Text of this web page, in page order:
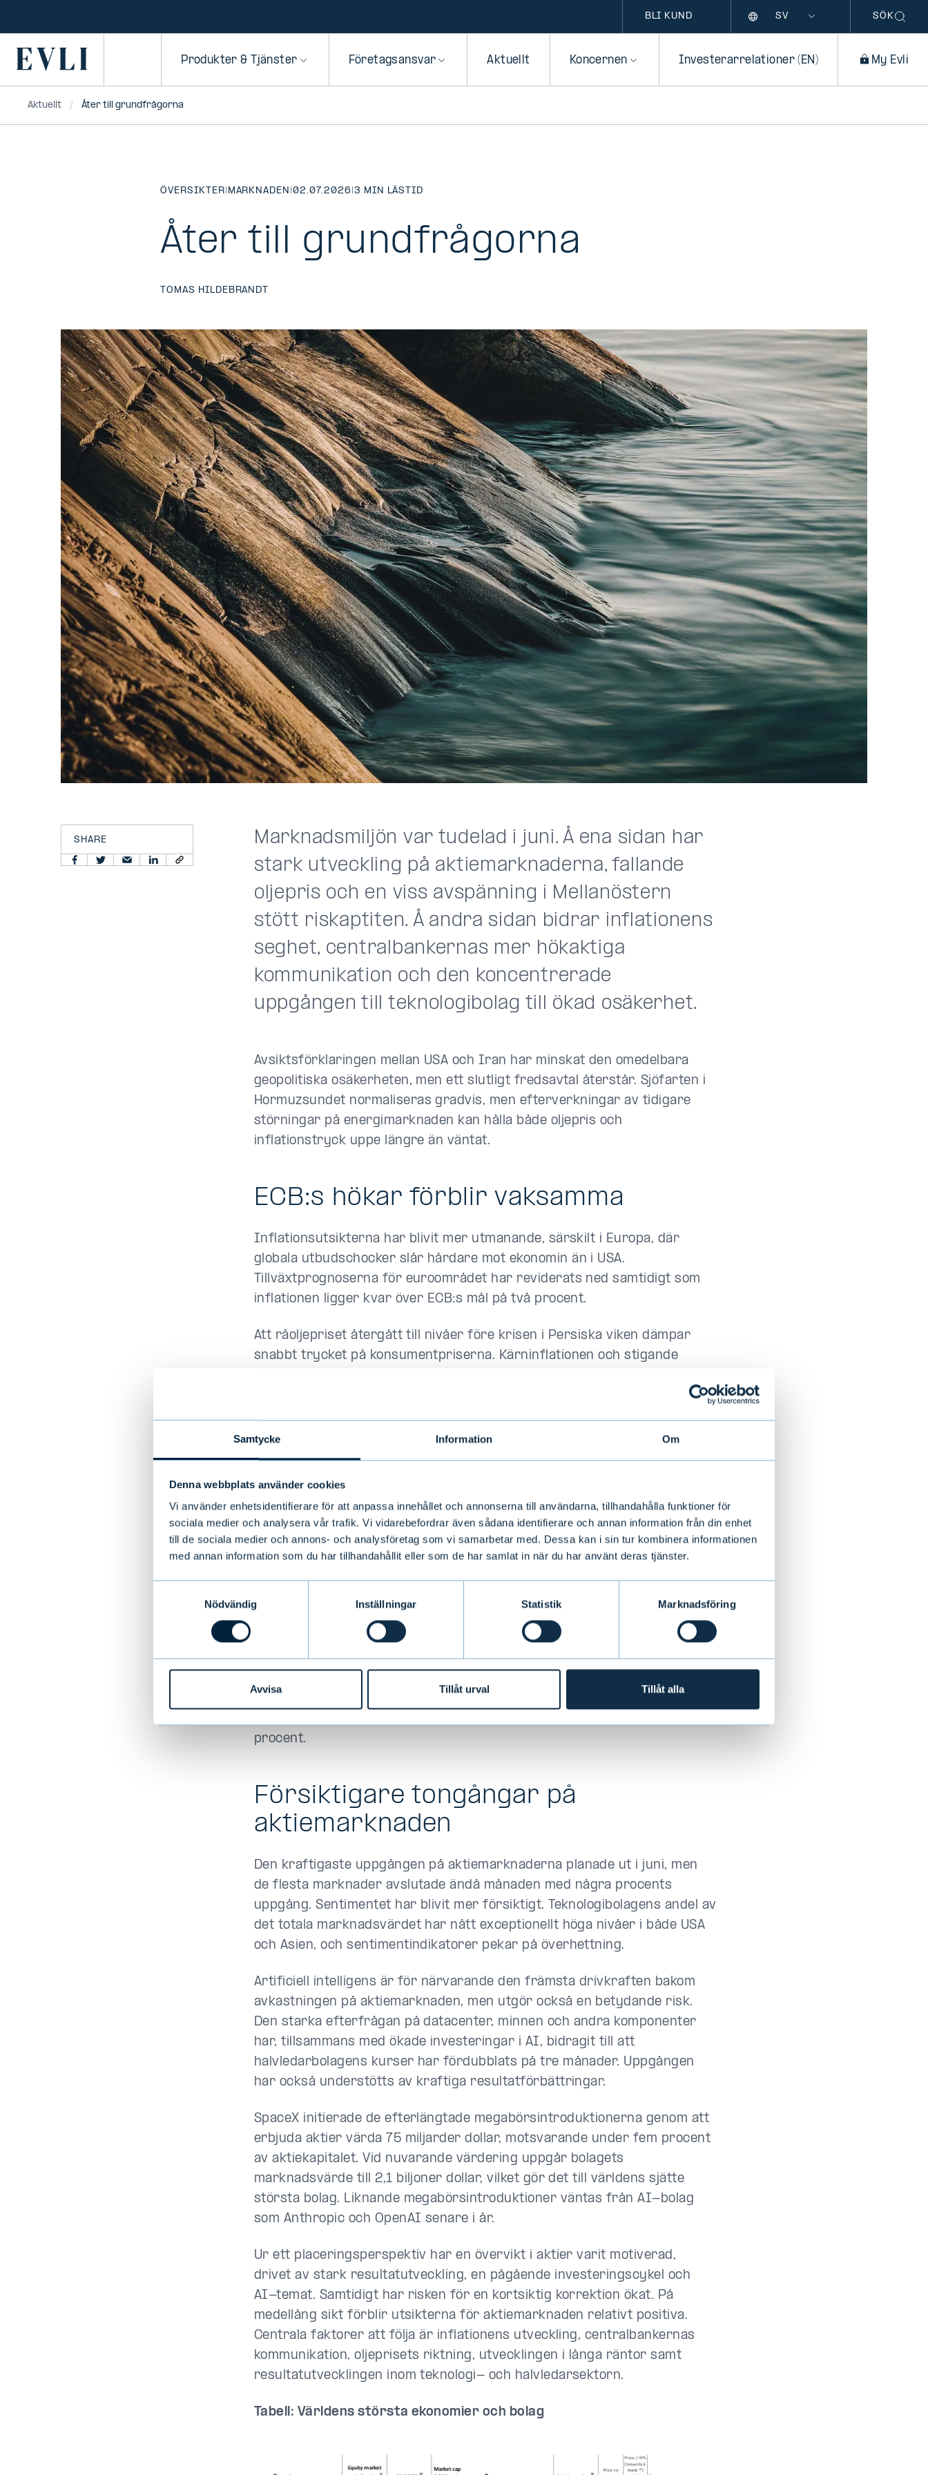
Samtycke Information Om
Denna webbplats använder cookies
Vi använder enhetsidentifierare för att anpassa innehållet och annonserna till användarna, tillhandahålla funktioner för
sociala medier och analysera vår trafik. Vi vidarebefordrar även sådana identifierare och annan information från din enhet
till de sociala medier och annons- och analysföretag som vi samarbetar med. Dessa kan i sin tur kombinera informationen
med annan information som du har tillhandahållit eller som de har samlat in när du har använt deras tjänster.
Nödvändig
Inställningar Statistik Marknadsföring
Avvisa Tillåt urval Tillåt alla
BLI KUND SÖK
Primary Produkter & Tjänster Företagsansvar Aktuellt Koncernen Investerarrelationer (EN) My Evli
Aktuellt Åter till grundfrågorna
ÖVERSIKTER| MARKNADEN |02.07.2026 |3 MIN LÄSTID
Åter till grundfrågorna
TOMAS HILDEBRANDT
SHARE
Marknadsmiljön var tudelad i juni. Å ena sidan har
stark utveckling på aktiemarknaderna, fallande
oljepris och en viss avspänning i Mellanöstern
stött riskaptiten. Å andra sidan bidrar inflationens
seghet, centralbankernas mer hökaktiga
kommunikation och den koncentrerade
uppgången till teknologibolag till ökad osäkerhet.
Avsiktsförklaringen mellan USA och Iran har minskat den omedelbara
geopolitiska osäkerheten, men ett slutligt fredsavtal återstår. Sjöfarten i
Hormuzsundet normaliseras gradvis, men efterverkningar av tidigare
störningar på energimarknaden kan hålla både oljepris och
inflationstryck uppe längre än väntat.
ECB:s hökar förblir vaksamma
Inflationsutsikterna har blivit mer utmanande, särskilt i Europa, där
globala utbudschocker slår hårdare mot ekonomin än i USA.
Tillväxtprognoserna för euroområdet har reviderats ned samtidigt som
inflationen ligger kvar över ECB:s mål på två procent.
Att råoljepriset återgått till nivåer före krisen i Persiska viken dämpar
snabbt trycket på konsumentpriserna. Kärninflationen och stigande
USA:s ekonomiska utsikter är
fortsatt goda
I USA har tillväxten och arbetsmarknaden varit robusta, vilket ger
Federal Reserve utrymme att prioritera prisstabilitet framför tillväxtoro.
Fed har dessutom antagit en mer hökaktig ton, vilket har stärkt
marknadens förväntningar om ytterligare en räntehöjning före årets
Jobbtillväxten har överträffat både årets inledande nivåer och
procent.
Försiktigare tongångar på
aktiemarknaden
Den kraftigaste uppgången på aktiemarknaderna planade ut i juni, men
de flesta marknader avslutade ändå månaden med några procents
uppgång. Sentimentet har blivit mer försiktigt. Teknologibolagens andel av
det totala marknadsvärdet har nått exceptionellt höga nivåer i både USA
och Asien, och sentimentindikatorer pekar på överhettning.
Artificiell intelligens är för närvarande den främsta drivkraften bakom
avkastningen på aktiemarknaden, men utgör också en betydande risk.
Den starka efterfrågan på datacenter, minnen och andra komponenter
har, tillsammans med ökade investeringar i AI, bidragit till att
halvledarbolagens kurser har fördubblats på tre månader. Uppgången
har också understötts av kraftiga resultatförbättringar.
SpaceX initierade de efterlängtade megabörsintroduktionerna genom att
erbjuda aktier värda 75 miljarder dollar, motsvarande under fem procent
av aktiekapitalet. Vid nuvarande värdering uppgår bolagets
marknadsvärde till 2,1 biljoner dollar, vilket gör det till världens sjätte
största bolag. Liknande megabörsintroduktioner väntas från AI-bolag
som Anthropic och OpenAI senare i år.
Ur ett placeringsperspektiv har en övervikt i aktier varit motiverad,
drivet av stark resultatutveckling, en pågående investeringscykel och
AI-temat. Samtidigt har risken för en kortsiktig korrektion ökat. På
medellång sikt förblir utsikterna för aktiemarknaden relativt positiva.
Centrala faktorer att följa är inflationens utveckling, centralbankernas
kommunikation, oljeprisets riktning, utvecklingen i långa räntor samt
resultatutvecklingen inom teknologi- och halvledarsektorn.
Tabell: Världens största ekonomier och bolag